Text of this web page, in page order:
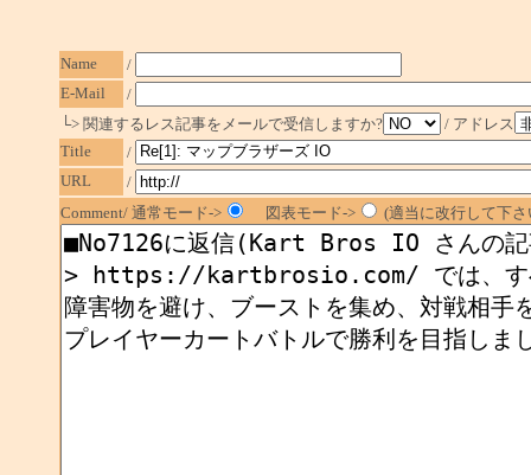
Name
/
E-Mail
/
└> 関連するレス記事をメールで受信しますか?
/ アドレス
Title
/
URL
/
Comment/ 通常モード->
図表モード-> (適当に改行して下